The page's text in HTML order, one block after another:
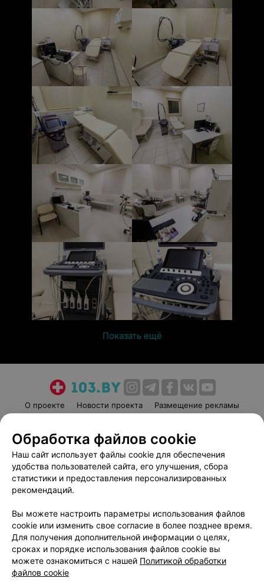
Показать ещё
О проекте Новости проекта
Размещение рекламы
Пользовательское соглашение
Способы оплаты
Вакансии
Партнеры
Написать руководителю 103.by
Обработка персональных данных
Обработка файлов cookie
Наш сайт использует файлы cookie для обеспечения
удобства пользователей сайта, его улучшения, сбора
статистики и предоставления персонализированных
рекомендаций.
Вы можете настроить параметры использования файлов
cookie или изменить свое согласие в более позднее время.
Для получения дополнительной информации о целях,
сроках и порядке использования файлов cookie вы
можете ознакомиться с нашей Политикой обработки
файлов cookie